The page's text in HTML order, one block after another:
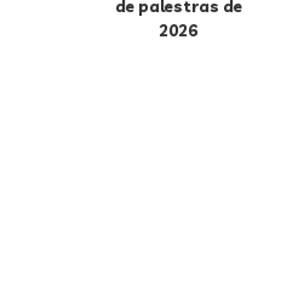
de palestras de
2026